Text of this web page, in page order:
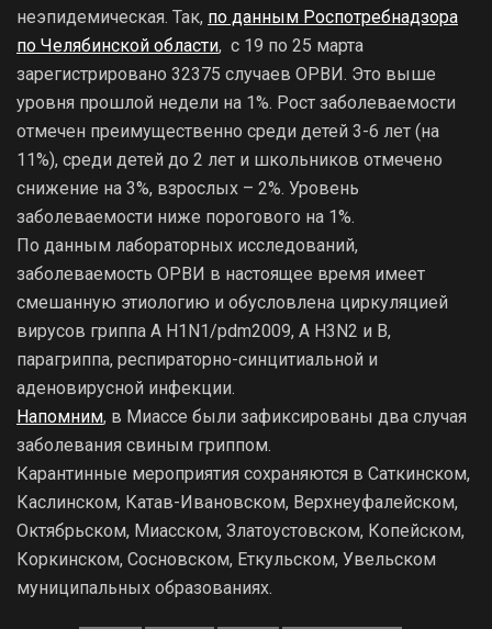
неэпидемическая. Так, по данным Роспотребнадзора
по Челябинской области, с 19 по 25 марта
зарегистрировано 32375 случаев ОРВИ. Это выше
уровня прошлой недели на 1%. Рост заболеваемости
отмечен преимущественно среди детей 3-6 лет (на
11%), среди детей до 2 лет и школьников отмечено
снижение на 3%, взрослых – 2%. Уровень
заболеваемости ниже порогового на 1%.
По данным лабораторных исследований,
заболеваемость ОРВИ в настоящее время имеет
смешанную этиологию и обусловлена циркуляцией
вирусов гриппа А H1N1/pdm2009, А H3N2 и В,
парагриппа, респираторно-синцитиальной и
аденовирусной инфекции.
Напомним, в Миассе были зафиксированы два случая
заболевания свиным гриппом.
Карантинные мероприятия сохраняются в Саткинском,
Каслинском, Катав-Ивановском, Верхнеуфалейском,
Октябрьском, Миасском, Златоустовском, Копейском,
Коркинском, Сосновском, Еткульском, Увельском
муниципальных образованиях.